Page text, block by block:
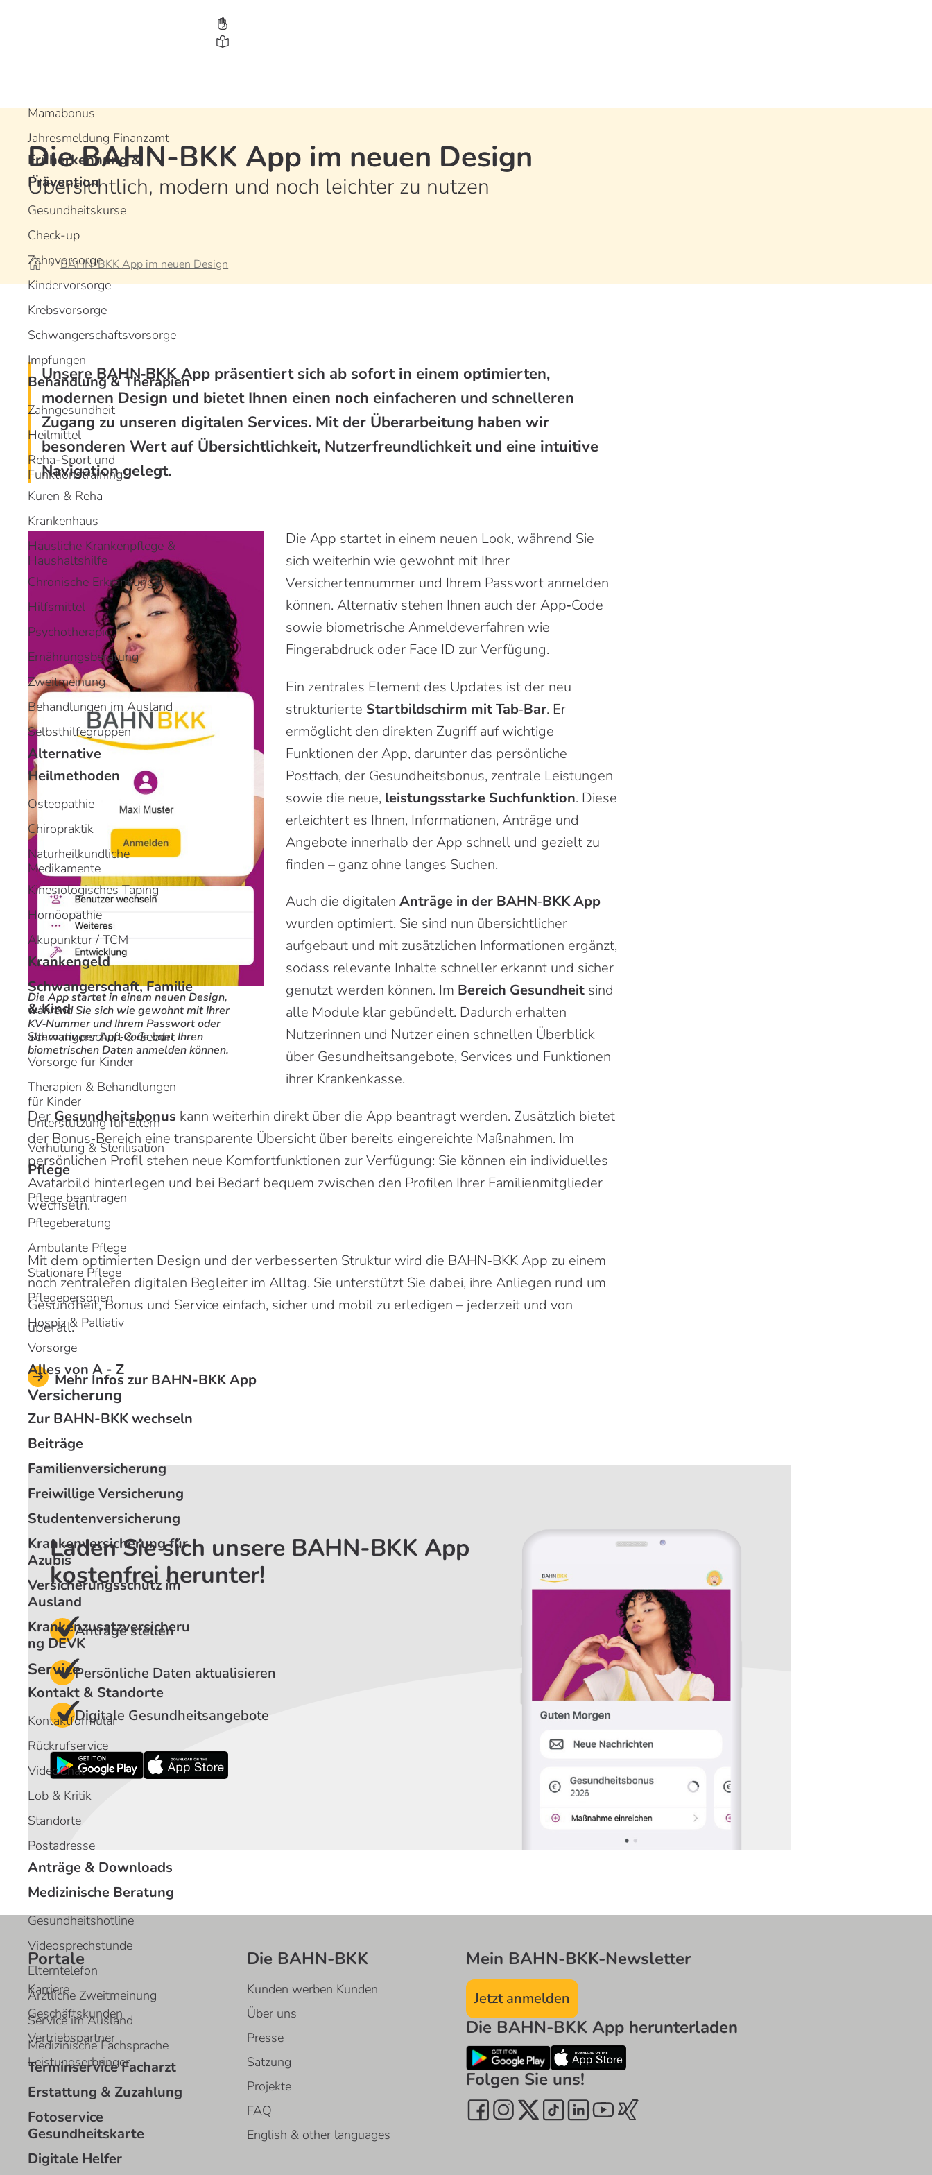
Mamabonus
Jahresmeldung Finanzamt
Früherkennung &
Prävention
Gesundheitskurse
Check-up
Zahnvorsorge
Kindervorsorge
Krebsvorsorge
Schwangerschaftsvorsorge
Impfungen
Behandlung & Therapien
Zahngesundheit
Heilmittel
Reha-Sport und
Funktionstraining
Kuren & Reha
Krankenhaus
Häusliche Krankenpflege &
Haushaltshilfe
Chronische Erkrankungen
Hilfsmittel
Psychotherapie
Ernährungsberatung
Zweitmeinung
Behandlungen im Ausland
Selbsthilfegruppen
Alternative
Heilmethoden
Osteopathie
Chiropraktik
Naturheilkundliche
Medikamente
Kinesiologisches Taping
Homöopathie
Akupunktur / TCM
Krankengeld
Schwangerschaft, Familie
& Kind
Schwangerschaft & Geburt
Vorsorge für Kinder
Therapien & Behandlungen
für Kinder
Unterstützung für Eltern
Verhütung & Sterilisation
Pflege
Pflege beantragen
Pflegeberatung
Ambulante Pflege
Stationäre Pflege
Pflegepersonen
Hospiz & Palliativ
Vorsorge
Alles von A - Z
Versicherung
Zur BAHN-BKK wechseln
Beiträge
Familienversicherung
Freiwillige Versicherung
Studentenversicherung
Krankenversicherung für
Azubis
Versicherungsschutz im
Ausland
Krankenzusatzversicheru
ng DEVK
Service
Kontakt & Standorte
Kontaktformular
Rückrufservice
VideoChat
Lob & Kritik
Standorte
Postadresse
Anträge & Downloads
Medizinische Beratung
Gesundheitshotline
Videosprechstunde
Elterntelefon
Ärztliche Zweitmeinung
Service im Ausland
Medizinische Fachsprache
Terminservice Facharzt
Erstattung & Zuzahlung
Fotoservice
Gesundheitskarte
Digitale Helfer
Die BAHN-BKK App im neuen Design
Übersichtlich, modern und noch leichter zu nutzen
BAHN-BKK App im neuen Design
UnsereBAHN‑BKK App präsentiert sich ab sofort in einem optimierten,
modernen Design und bietet Ihnen einen noch einfacheren und schnelleren
Zugang zu unseren digitalen Services. Mit der Überarbeitung haben wir
besonderen Wert auf Übersichtlichkeit, Nutzerfreundlichkeitund eine intuitive
Navigation gelegt.
Die App startet in einem neuen Design,
während Sie sich wie gewohnt mit Ihrer
KV‑Nummer und Ihrem Passwort oder
alternativ per App‑Code oder Ihren
biometrischen Daten anmelden können.
Die App startet in einem neuen Look, während Sie
sich weiterhin wie gewohnt mit Ihrer
Versichertennummer und Ihrem Passwort anmelden
können. Alternativ stehen Ihnen auch der App‑Code
sowie biometrische Anmeldeverfahren wie
Fingerabdruck oder Face ID zur Verfügung.
Ein zentrales Element des Updates ist der neu
strukturierte Startbildschirm mit Tab‑Bar. Er
ermöglicht den direkten Zugriff auf wichtige
Funktionen der App, darunter das persönliche
Postfach, der Gesundheitsbonus, zentrale Leistungen
sowie die neue, leistungsstarke Suchfunktion. Diese
erleichtert es Ihnen, Informationen, Anträge und
Angebote innerhalb der App schnell und gezielt zu
finden – ganz ohne langes Suchen.
Auch die digitalen Anträge in der BAHN‑BKK App
wurden optimiert. Sie sind nun übersichtlicher
aufgebaut und mit zusätzlichen Informationen ergänzt,
sodass relevante Inhalte schneller erkannt und sicher
genutzt werden können. Im Bereich Gesundheit sind
alle Module klar gebündelt. Dadurch erhalten
Nutzerinnen und Nutzer einen schnellen Überblick
über Gesundheitsangebote, Services und Funktionen
ihrer Krankenkasse.
DerGesundheitsbonus kann weiterhin direkt über die App beantragt werden. Zusätzlich bietet
der Bonus‑Bereich eine transparente Übersicht über bereits eingereichte Maßnahmen. Im
persönlichen Profil stehen neue Komfortfunktionen zur Verfügung: Sie können ein individuelles
Avatarbild hinterlegen und bei Bedarf bequem zwischen den Profilen Ihrer Familienmitglieder
wechseln.
Mit dem optimierten Design und der verbesserten Struktur wird die BAHN‑BKK App zu einem
noch zentraleren digitalen Begleiter im Alltag. Sie unterstützt Sie dabei, ihre Anliegen rund um
Gesundheit, Bonus und Service einfach, sicher und mobil zu erledigen – jederzeit und von
überall.
Mehr Infos zur BAHN-BKK App
Laden Sie sich unsere BAHN-BKK App
kostenfrei herunter!
Anträge stellen
Persönliche Daten aktualisieren
Digitale Gesundheitsangebote
Portale
Karriere
Geschäftskunden
Vertriebspartner
Leistungserbringer
Die BAHN-BKK
Kunden werben Kunden
Über uns
Presse
Satzung
Projekte
FAQ
English & other languages
Mein BAHN-BKK-Newsletter
Jetzt anmelden
Die BAHN-BKK App herunterladen
Folgen Sie uns!